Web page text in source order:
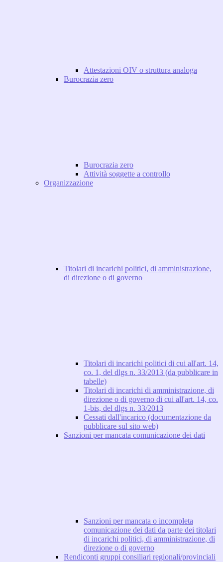
Attestazioni OIV o struttura analoga
Burocrazia zero
Burocrazia zero
Attività soggette a controllo
Organizzazione
Titolari di incarichi politici, di amministrazione,
di direzione o di governo
Titolari di incarichi politici di cui all'art. 14,
co. 1, del dlgs n. 33/2013 (da pubblicare in
tabelle)
Titolari di incarichi di amministrazione, di
direzione o di governo di cui all'art. 14, co.
1-bis, del dlgs n. 33/2013
Cessati dall'incarico (documentazione da
pubblicare sul sito web)
Sanzioni per mancata comunicazione dei dati
Sanzioni per mancata o incompleta
comunicazione dei dati da parte dei titolari
di incarichi politici, di amministrazione, di
direzione o di governo
Rendiconti gruppi consiliari regionali/provinciali